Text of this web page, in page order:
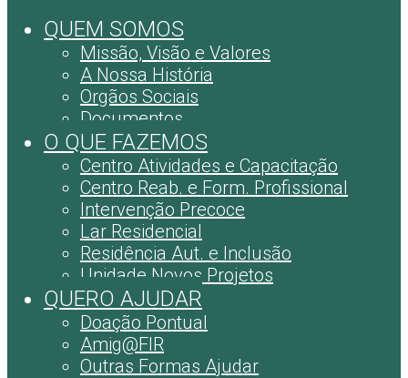
QUEM SOMOS
Missão, Visão e Valores
A Nossa História
Orgãos Sociais
Documentos
O QUE FAZEMOS
Centro Atividades e Capacitação
Centro Reab. e Form. Profissional
Intervenção Precoce
Lar Residencial
Residência Aut. e Inclusão
Unidade Novos Projetos
QUERO AJUDAR
Doação Pontual
Amig@FIR
Outras Formas Ajudar